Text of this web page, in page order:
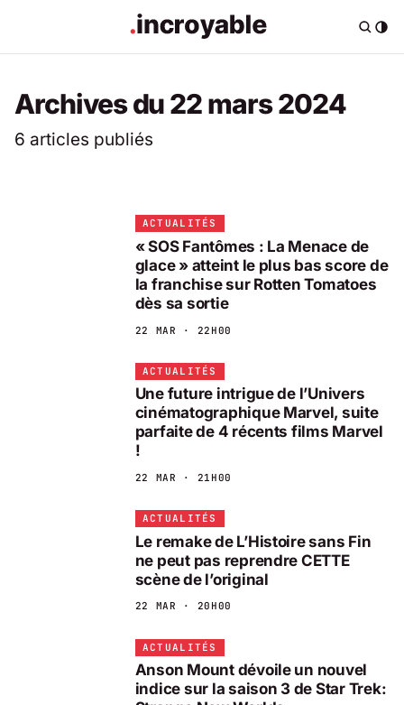
Archives du 22 mars 2024
6 articles publiés
ACTUALITÉS
« SOS Fantômes : La Menace de
glace » atteint le plus bas score de
la franchise sur Rotten Tomatoes
dès sa sortie
22 MAR · 22H00
ACTUALITÉS
Une future intrigue de l’Univers
cinématographique Marvel, suite
parfaite de 4 récents films Marvel
!
22 MAR · 21H00
ACTUALITÉS
Le remake de L’Histoire sans Fin
ne peut pas reprendre CETTE
scène de l’original
22 MAR · 20H00
ACTUALITÉS
Anson Mount dévoile un nouvel
indice sur la saison 3 de Star Trek: